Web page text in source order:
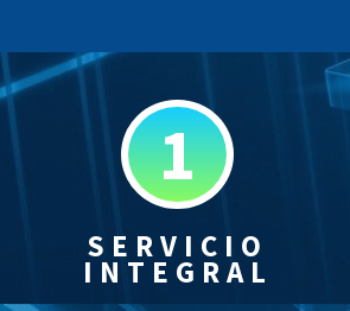
1
SERVICIO
INTEGRAL